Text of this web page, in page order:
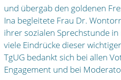
und übergab den goldenen
Ina begleitete Frau Dr.
ihrer sozialen Sprechstunde
viele Eindrücke dieser
TgUG bedankt sich bei allen
Engagement und bei